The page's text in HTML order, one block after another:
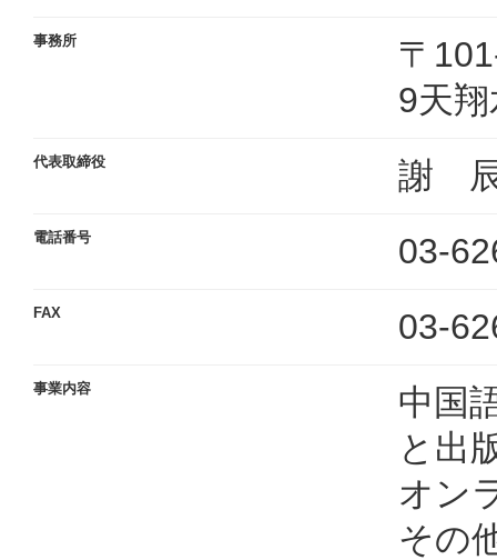
事務所
〒
9天
代表取締役 謝
電話番号 03-
FAX 03-
事業内容
中国
と出
オン
その